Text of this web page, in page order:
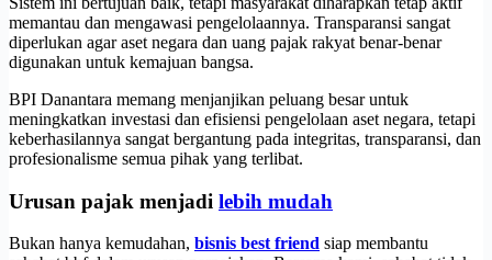
memantau dan mengawasi pengelolaannya. Transparansi sangat
diperlukan agar aset negara dan uang pajak rakyat benar-benar
digunakan untuk kemajuan bangsa.
BPI Danantara memang menjanjikan peluang besar untuk
meningkatkan investasi dan efisiensi pengelolaan aset negara, tetapi
keberhasilannya sangat bergantung pada integritas, transparansi, dan
profesionalisme semua pihak yang terlibat.
Urusan pajak menjadi lebih mudah
Bukan hanya kemudahan, bisnis best friend siap membantu